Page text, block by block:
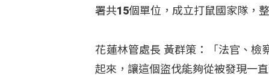
署共15個單位，成立打鼠國家隊，
花蓮林管處長 黃群策：「法官、檢
起來，讓這個盜伐能夠從被發現一